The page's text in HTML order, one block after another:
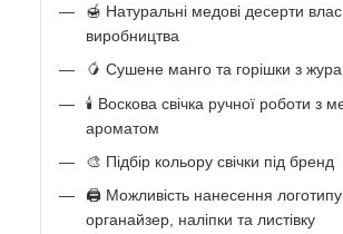
🍯 Натуральні медові десерти
виробництва
🥭 Сушене манго та горішки з
🕯️ Воскова свічка ручної роботи з
ароматом
🎨 Підбір кольору свічки під бренд
🖨️ Можливість нанесення
органайзер, наліпки та листівку